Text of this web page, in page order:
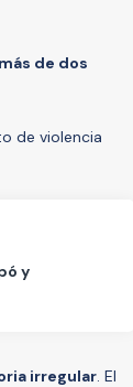
de dos
de violencia
y
irregular. El